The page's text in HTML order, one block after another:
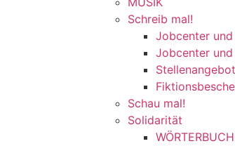
Schreib mal!
Jobcenter
Jobcenter
Schau mal!
Solidarität